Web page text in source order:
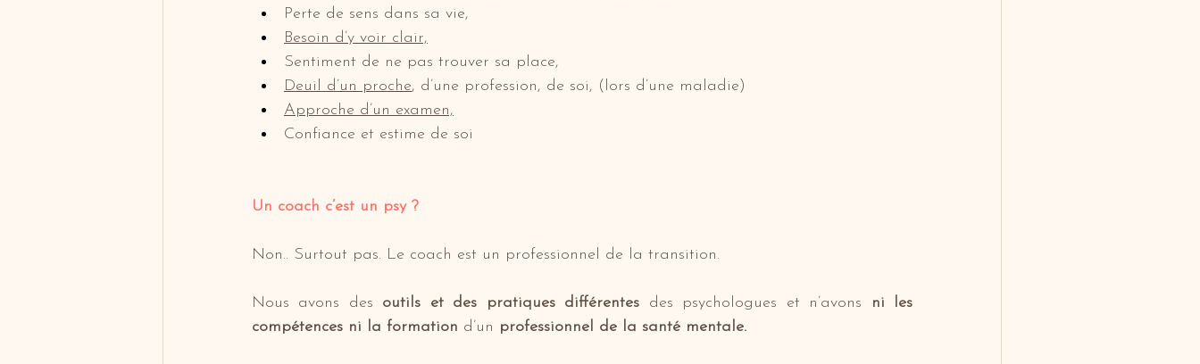
Perte de sens dans sa vie,
Besoin d’y voir clair,
Sentiment de ne pas trouver sa place,
Deuil d’un proche, d’une profession, de soi, (lors d’une maladie)
Approche d’un examen,
Confiance et estime de soi
Un coach c’est un psy ?
Non.. Surtout pas. Le coach est un professionnel de la transition.
Nous avons des outils et des pratiques différentes des psychologues et n’avons
ni les
compétences ni la formation d’un professionnel de la santé mentale.